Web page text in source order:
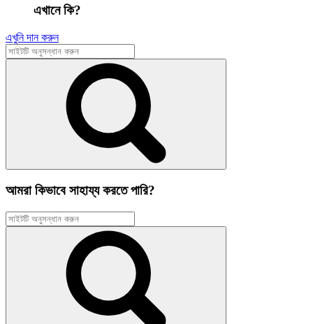
এখানে কি?
এখুনি দান করুন
আমরা কিভাবে সাহায্য করতে পারি?